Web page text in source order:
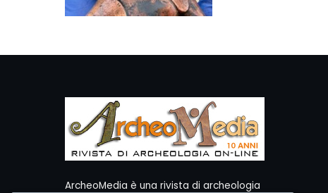
ArcheoMedia è una rivista di archeologia